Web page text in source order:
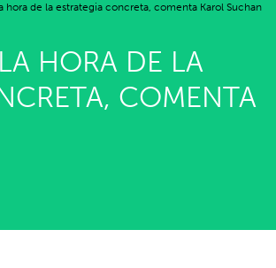
hora de la estrategia concreta, comenta Karol Suchan
HORA DE LA
COMENTA